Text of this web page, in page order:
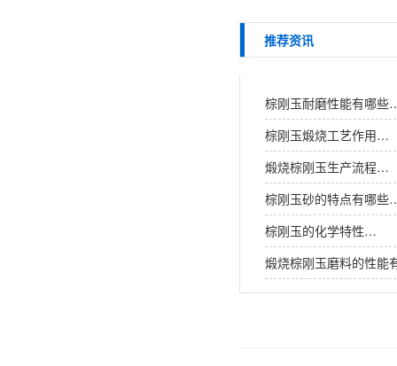
推荐资讯
棕刚玉耐磨性能有哪
棕刚玉煅烧工艺作用…
煅烧棕刚玉生产流程…
棕刚玉砂的特点有哪
棕刚玉的化学特性…
煅烧棕刚玉磨料的性